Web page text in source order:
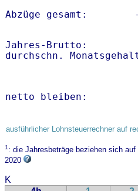
Abzüge gesamt:        -
Jahres-
netto bleiben:
ausführlicher Lohnsteuerrechner auf
1: die Jahresbeträge beziehen sich
2020
K